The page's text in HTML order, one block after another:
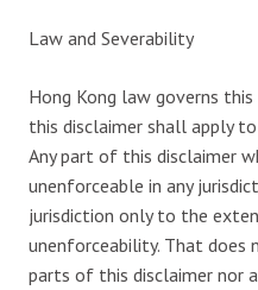
Law and Severability
Hong Kong law governs
this disclaimer shall apply
Any part of this disclaimer
unenforceable in any
jurisdiction only to the
unenforceability. That does
parts of this disclaimer nor